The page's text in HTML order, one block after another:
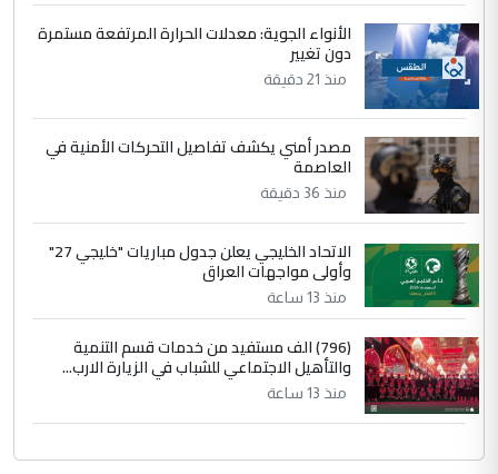
الموضوع :
بين الإهمال واغتصاب الأرض.. بلاد
الرافدين تعاني الجفاف والتصحر!!
الأنواء الجوية: معدلات الحرارة المرتفعة مستمرة
دون تغيير
منذ 21 دقيقة
مصدر أمني يكشف تفاصيل التحركات الأمنية في
العاصمة
منذ 36 دقيقة
الاتحاد الخليجي يعلن جدول مباريات "خليجي 27"
وأولى مواجهات العراق
منذ 13 ساعة
(796) الف مستفيد من خدمات قسم التنمية
والتأهيل الاجتماعي للشباب في الزيارة الارب...
منذ 13 ساعة